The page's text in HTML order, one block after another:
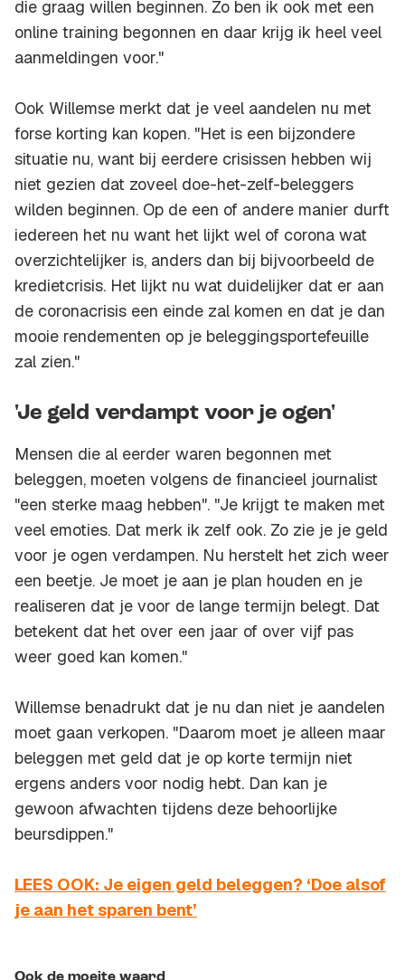
die graag willen beginnen. Zo ben ik ook met een
online training begonnen en daar krijg ik heel veel
aanmeldingen voor."
Ook Willemse merkt dat je veel aandelen nu met
forse korting kan kopen. "Het is een bijzondere
situatie nu, want bij eerdere crisissen hebben wij
niet gezien dat zoveel doe-het-zelf-beleggers
wilden beginnen. Op de een of andere manier durft
iedereen het nu want het lijkt wel of corona wat
overzichtelijker is, anders dan bij bijvoorbeeld de
kredietcrisis. Het lijkt nu wat duidelijker dat er aan
de coronacrisis een einde zal komen en dat je dan
mooie rendementen op je beleggingsportefeuille
zal zien."
'Je geld verdampt voor je ogen'
Mensen die al eerder waren begonnen met
beleggen, moeten volgens de financieel journalist
"een sterke maag hebben". "Je krijgt te maken met
veel emoties. Dat merk ik zelf ook. Zo zie je je geld
voor je ogen verdampen. Nu herstelt het zich weer
een beetje. Je moet je aan je plan houden en je
realiseren dat je voor de lange termijn belegt. Dat
betekent dat het over een jaar of over vijf pas
weer goed kan komen."
Willemse benadrukt dat je nu dan niet je aandelen
moet gaan verkopen. "Daarom moet je alleen maar
beleggen met geld dat je op korte termijn niet
ergens anders voor nodig hebt. Dan kan je
gewoon afwachten tijdens deze behoorlijke
beursdippen."
LEES OOK: Je eigen geld beleggen? ‘Doe alsof
je aan het sparen bent’